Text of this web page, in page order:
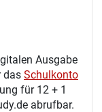
Ausgabe
das Schulkonto
für 12 + 1
abrufbar.